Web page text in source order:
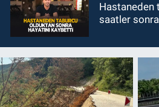
Hastaneden
saatler sonra